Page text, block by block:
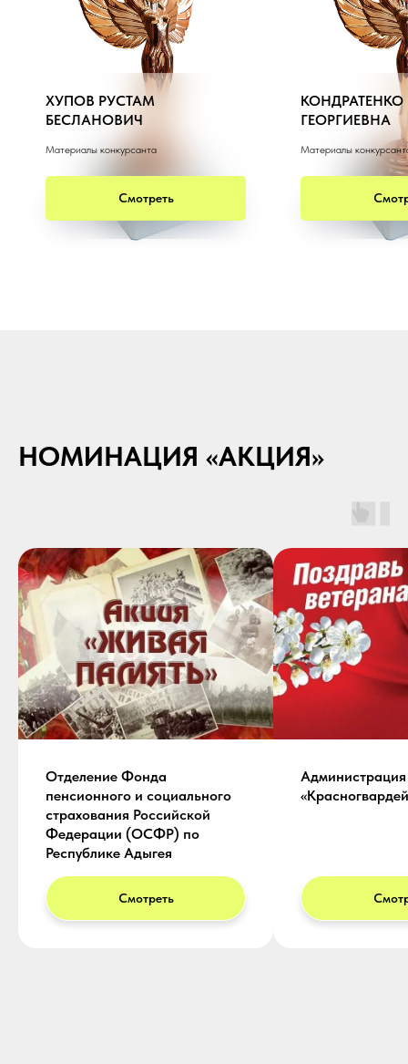
ХУПОВ РУСТАМ
БЕСЛАНОВИЧ
Материалы конкурсанта
Смотреть
ГЕОРГИЕВНА
Материалы
НОМИНАЦИЯ «АКЦИЯ»
Отделение Фонда
пенсионного и социального
страхования Российской
Федерации (ОСФР) по
Республике Адыгея
Смотреть